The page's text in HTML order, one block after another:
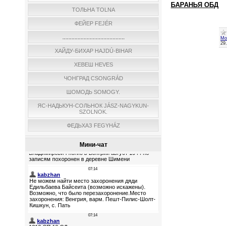
ТОЛЬНА TOLNA
ФЕЙЕР FEJÉR
ХАЙДУ-БИХАР HAJDÚ-BIHAR
ХЕВЕШ HEVES
ЧОНГРАД CSONGRÁD
ШОМОДЬ SOMOGY.
ЯС-НАДЬКУН-СОЛЬНОК JÁSZ-NAGYKUN-
SZOLNOK.
ФЕДЬХАЗ FEGYHÁZ
Мини-чат
БАРАНЬЯ ОБД